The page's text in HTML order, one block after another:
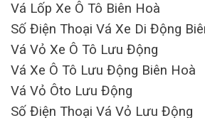
Vá Lốp Xe Ô Tô Biên Hoà
Số Điện Thoại Vá Xe Di Động
Vá Vỏ Xe Ô Tô Lưu Động
Vá Xe Ô Tô Lưu Động Biên Hoà
Vá Vỏ Ôto Lưu Động
Số Điện Thoại Vá Vỏ Lưu Động